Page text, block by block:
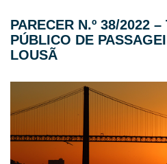
PARECER N.º 38/2022
PÚBLICO DE
LOUSÃ